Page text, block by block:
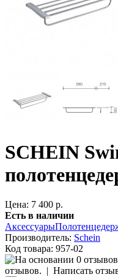
SCHEIN
Цена: 7 400 р.
Есть в наличии
Аксессуары
Производитель: Schein
Код товара: 957-02
отзывов. | Написать